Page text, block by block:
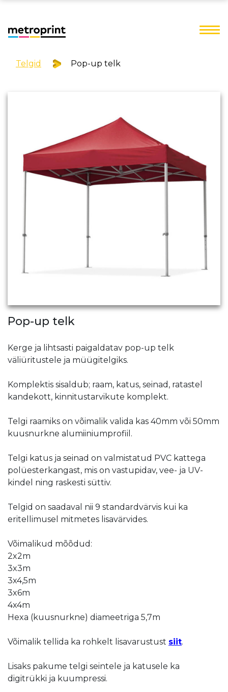
Telgid Pop-up telk
Pop-up telk
Kerge ja lihtsasti paigaldatav pop-up telk
väliüritustele ja müügitelgiks.
Komplektis sisaldub; raam, katus, seinad, ratastel
kandekott, kinnitustarvikute komplekt.
Telgi raamiks on võimalik valida kas 40mm või 50mm
kuusnurkne alumiiniumprofiil.
Telgi katus ja seinad on valmistatud PVC kattega
polüesterkangast, mis on vastupidav, vee- ja UV-
kindel ning raskesti süttiv.
Telgid on saadaval nii 9 standardvärvis kui ka
eritellimusel mitmetes lisavärvides.
Võimalikud mõõdud:
2x2m
3x3m
3x4,5m
3x6m
4x4m
Hexa (kuusnurkne) diameetriga 5,7m
Võimalik tellida ka rohkelt lisavarustust siit.
Lisaks pakume telgi seintele ja katusele ka
digitrükki ja kuumpressi.